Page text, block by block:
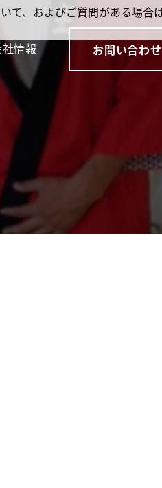
情報 お問い合わせ
て、およびご質問がある場合